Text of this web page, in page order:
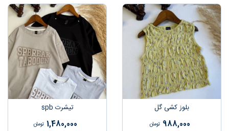
بلوز کشی گل
988,000 تومان
تیشرت spb
1,480,000 تومان